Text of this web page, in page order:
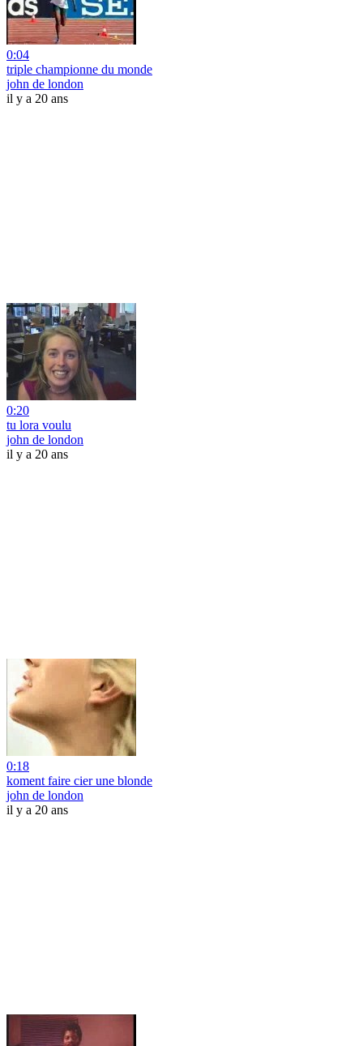
0:04
triple championne du monde
john de london
il y a 20 ans
0:20
tu lora voulu
john de london
il y a 20 ans
0:18
koment faire cier une blonde
john de london
il y a 20 ans